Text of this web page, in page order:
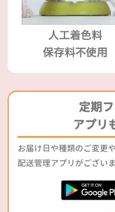
定期
アプリ
お届け日や種類のご変更
配送管理アプリがござい